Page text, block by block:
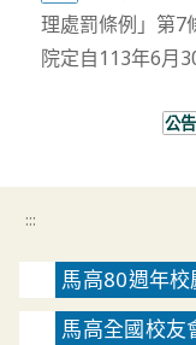
articles
理處罰條例」第7
院定自113年6月
公告
:::
馬高80週年校
馬高全國校友